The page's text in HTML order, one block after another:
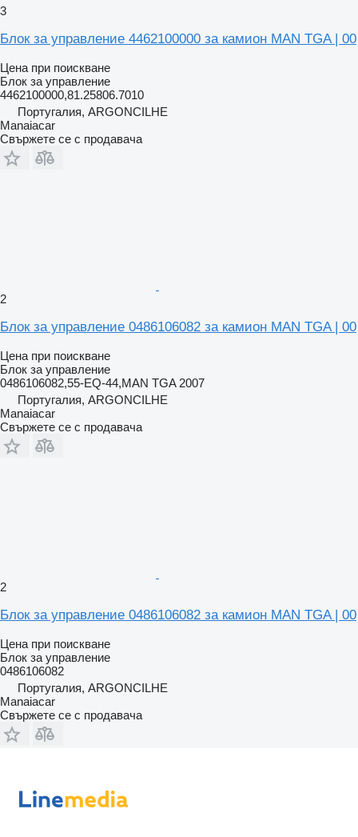
3
Блок за управление 4462100000 за камион MAN TGA | 00
Цена при поискване
Блок за управление
4462100000,81.25806.7010
Португалия, ARGONCILHE
Manaiacar
Свържете се с продавача
2
Блок за управление 0486106082 за камион MAN TGA | 00
Цена при поискване
Блок за управление
0486106082,55-EQ-44,MAN TGA 2007
Португалия, ARGONCILHE
Manaiacar
Свържете се с продавача
2
Блок за управление 0486106082 за камион MAN TGA | 00
Цена при поискване
Блок за управление
0486106082
Португалия, ARGONCILHE
Manaiacar
Свържете се с продавача